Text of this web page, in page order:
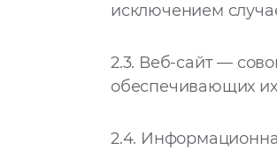
исключением
2.3. Веб-сайт —
обеспечивающих их
2.4.